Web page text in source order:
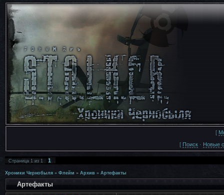
[
[ Поиск · Новые
Страница1из1 1
Хроники Чернобыля » Флейм » Архив » Артефакты
Артефакты